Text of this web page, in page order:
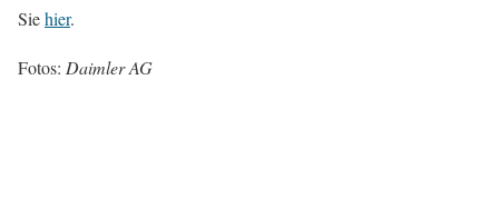
Siehier.
Fotos: Daimler AG